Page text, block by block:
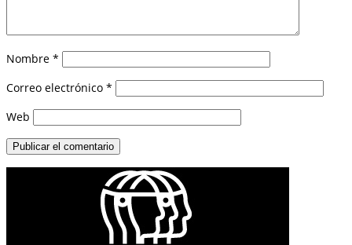
Nombre *
Correo electrónico *
Web